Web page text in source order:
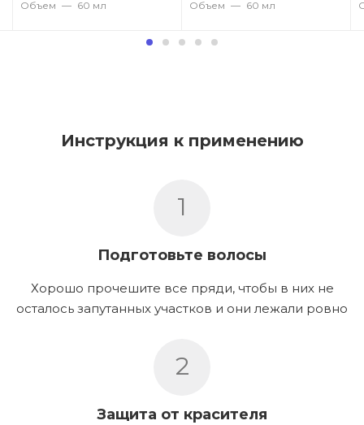
Объем — 60 мл Объем — 60 мл
Инструкция к применению
1
Подготовьте волосы
Хорошо прочешите все пряди, чтобы в них не
осталось запутанных участков и они лежали ровно
2
Защита от красителя